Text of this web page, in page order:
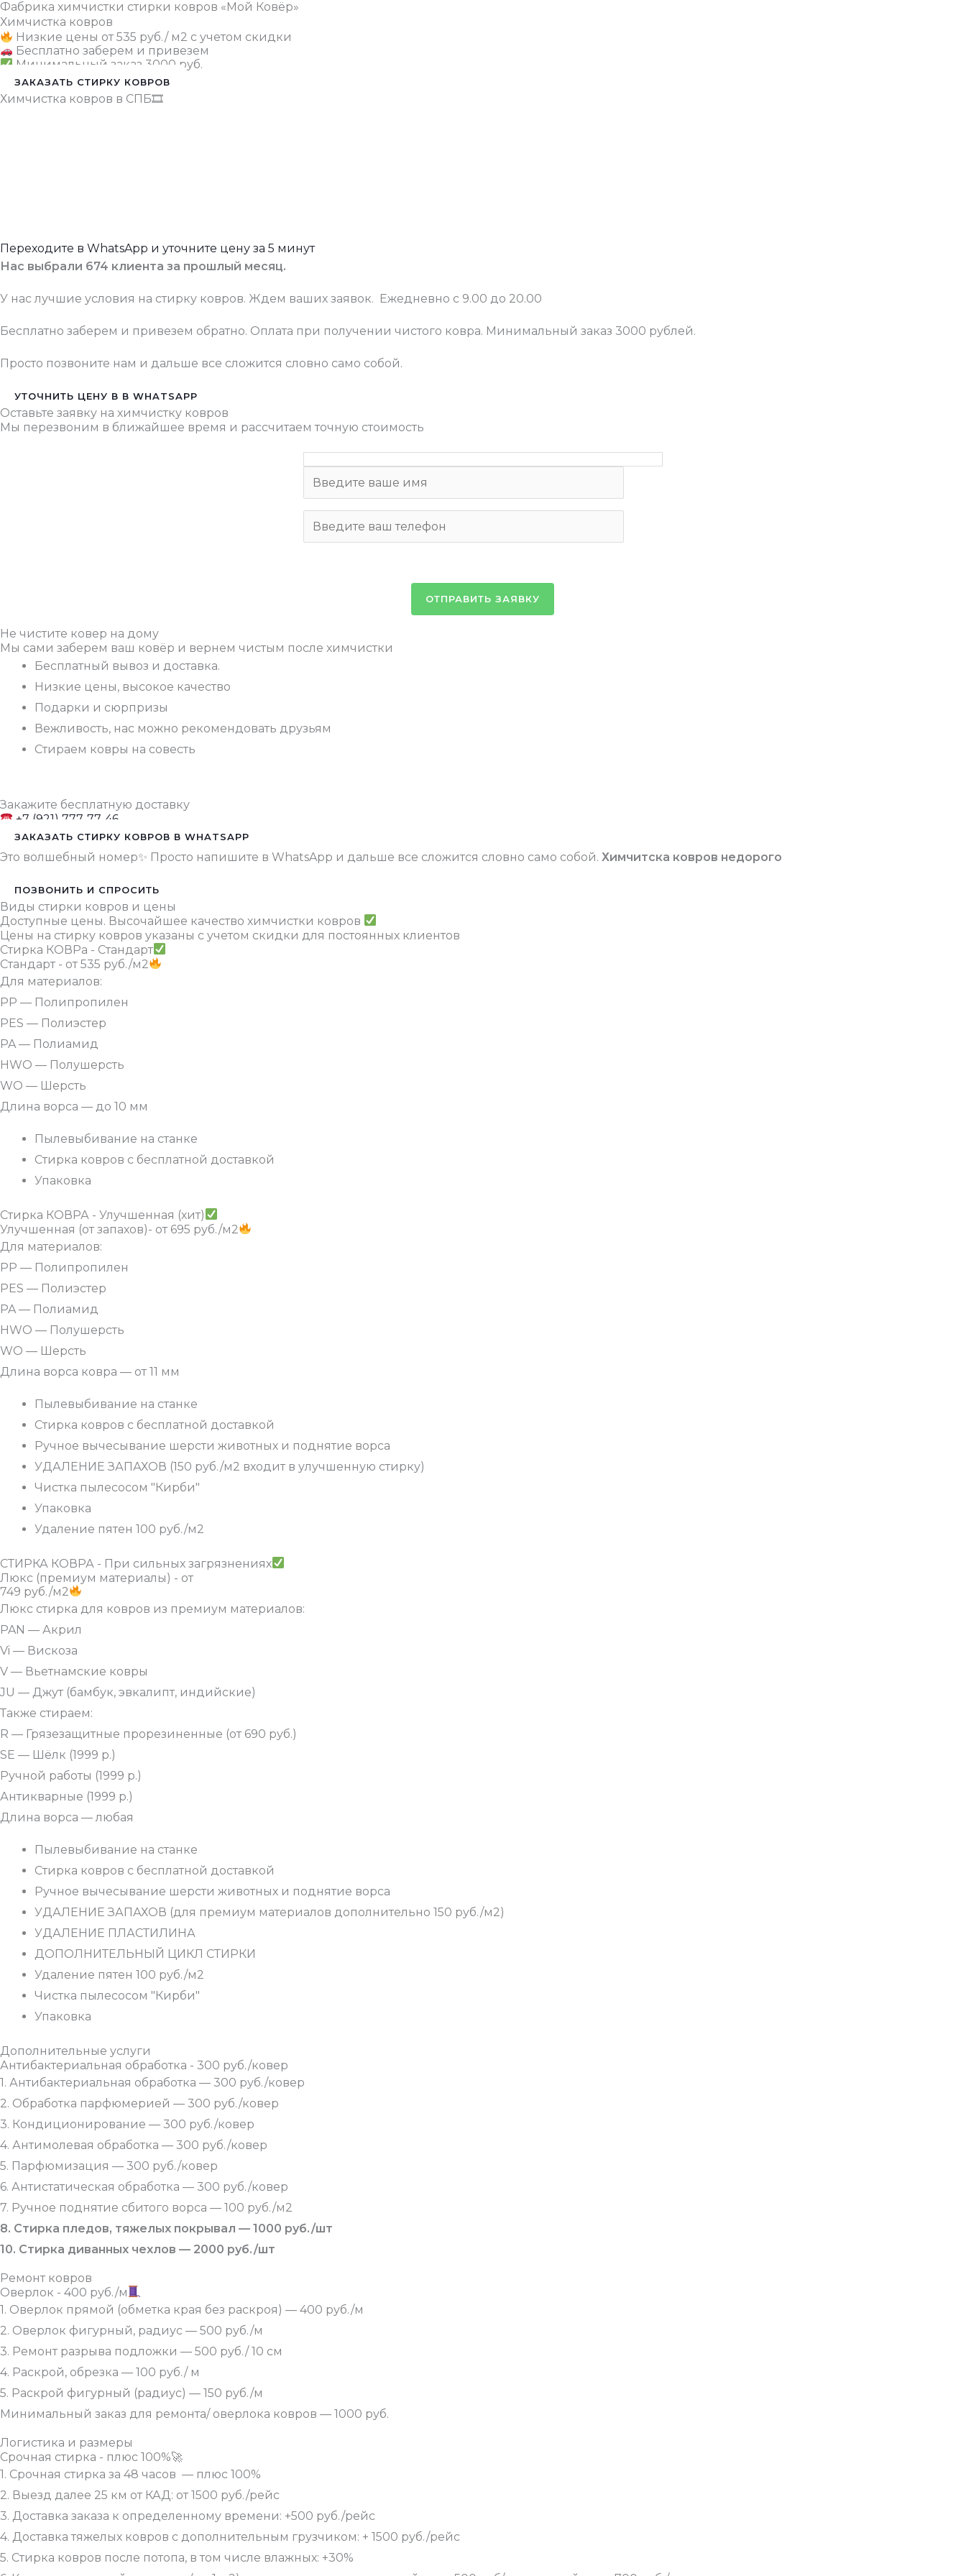
Фабрика химчистки стирки ковров «Мой Ковёр»
Химчистка ковров
Низкие цены от 535 руб./ м2 с учетом скидки
Бесплатно заберем и привезем
Минимальный заказ 3000 руб.
ЗАКАЗАТЬ СТИРКУ КОВРОВ
Химчистка ковров в СПБ🎞
Переходите в WhatsApp и уточните цену за 5 минут
Нас выбрали 674 клиента за прошлый месяц.
У нас лучшие условия на стирку ковров. Ждем ваших заявок. Ежедневно с 9.00 до 20.00
Бесплатно заберем и привезем обратно. Оплата при получении чистого ковра. Минимальный заказ 3000 рублей.
Просто позвоните нам и дальше все сложится словно само собой.
УТОЧНИТЬ ЦЕНУ В В WHATSAPP
Оставьте заявку на химчистку ковров
Мы перезвоним в ближайшее время и рассчитаем точную стоимость
Не чистите ковер на дому
Мы сами заберем ваш ковёр и вернем чистым после химчистки
Бесплатный вывоз и доставка.
Низкие цены, высокое качество
Подарки и сюрпризы
Вежливость, нас можно рекомендовать друзьям
Стираем ковры на совесть
Закажите бесплатную доставку
+7 (921) 777-77-46
ЗАКАЗАТЬ СТИРКУ КОВРОВ В WHATSAPP
Это волшебный номер✨ Просто напишите в WhatsApp и дальше все сложится словно само собой. Химчитска ковров недорого
ПОЗВОНИТЬ И СПРОСИТЬ
Виды стирки ковров и цены
Доступные цены. Высочайшее качество химчистки ковров
Цены на стирку ковров указаны с учетом скидки для постоянных клиентов
Стирка КОВРа - Стандарт
Стандарт - от 535 руб./м2
Для материалов:
PP — Полипропилен
PES — Полиэстер
PA — Полиамид
HWO — Полушерсть
WO — Шерсть
Длина ворса — до 10 мм
Пылевыбивание на станке
Стирка ковров с бесплатной доставкой
Упаковка
Стирка КОВРА - Улучшенная (хит)
Улучшенная (от запахов)- от 695 руб./м2
Для материалов:
PP — Полипропилен
PES — Полиэстер
PA — Полиамид
HWO — Полушерсть
WO — Шерсть
Длина ворса ковра — от 11 мм
Пылевыбивание на станке
Стирка ковров с бесплатной доставкой
Ручное вычесывание шерсти животных и поднятие ворса
УДАЛЕНИЕ ЗАПАХОВ (150 руб./м2 входит в улучшенную стирку)
Чистка пылесосом "Кирби"
Упаковка
Удаление пятен 100 руб./м2
СТИРКА КОВРА - При сильных загрязнениях
Люкс (премиум материалы) - от
749 руб./м2
Люкс стирка для ковров из премиум материалов:
PAN — Акрил
Vi — Вискоза
V — Вьетнамские ковры
JU — Джут (бамбук, эвкалипт, индийские)
Также стираем:
R — Грязезащитные прорезиненные (от 690 руб.)
SE — Шёлк (1999 р.)
Ручной работы (1999 р.)
Антикварные (1999 р.)
Длина ворса — любая
Пылевыбивание на станке
Стирка ковров с бесплатной доставкой
Ручное вычесывание шерсти животных и поднятие ворса
УДАЛЕНИЕ ЗАПАХОВ (для премиум материалов дополнительно 150 руб./м2)
УДАЛЕНИЕ ПЛАСТИЛИНА
ДОПОЛНИТЕЛЬНЫЙ ЦИКЛ СТИРКИ
Удаление пятен 100 руб./м2
Чистка пылесосом "Кирби"
Упаковка
Дополнительные услуги
Антибактериальная обработка - 300 руб./ковер
1. Антибактериальная обработка — 300 руб./ковер
2. Обработка парфюмерией — 300 руб./ковер
3. Кондиционирование — 300 руб./ковер
4. Антимолевая обработка — 300 руб./ковер
5. Парфюмизация — 300 руб./ковер
6. Антистатическая обработка — 300 руб./ковер
7. Ручное поднятие сбитого ворса — 100 руб./м2
8. Стирка пледов, тяжелых покрывал — 1000 руб./шт
10. Стирка диванных чехлов — 2000 руб./шт
Ремонт ковров
Оверлок - 400 руб./м
1. Оверлок прямой (обметка края без раскроя) — 400 руб./м
2. Оверлок фигурный, радиус — 500 руб./м
3. Ремонт разрыва подложки — 500 руб./ 10 см
4. Раскрой, обрезка — 100 руб./ м
5. Раскрой фигурный (радиус) — 150 руб./м
Минимальный заказ для ремонта/ оверлока ковров — 1000 руб.
Логистика и размеры
Срочная стирка - плюс 100%🚀
1. Срочная стирка за 48 часов — плюс 100%
2. Выезд далее 25 км от КАД: от 1500 руб./рейс
3. Доставка заказа к определенному времени: +500 руб./рейс
4. Доставка тяжелых ковров с дополнительным грузчиком: + 1500 руб./рейс
5. Стирка ковров после потопа, в том числе влажных: +30%